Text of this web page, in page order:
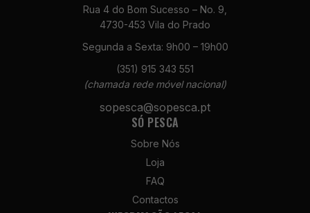
Rua 4 do Bom Sucesso – No. 9,
4730-453 Vila do Prado
Segunda a Sexta: 9h00 – 19h00
(351) 915 343 551
(chamada rede móvel nacional)
sopesca@sopesca.pt
SÓ PESCA
Sobre Nós
Loja
FAQ
Contactos
Necessários
não são
opcionais. São
para o
funcionamento
do site.
Para que